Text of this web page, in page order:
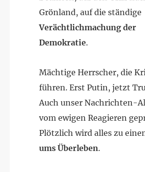
Grönland, auf die ständige
Verächtlichmachung der
Demokratie.
Mächtige Herrscher, die
führen. Erst Putin, jetzt
Auch unser Nachrichten-
vom ewigen Reagieren
Plötzlich wird alles zu
ums Überleben.